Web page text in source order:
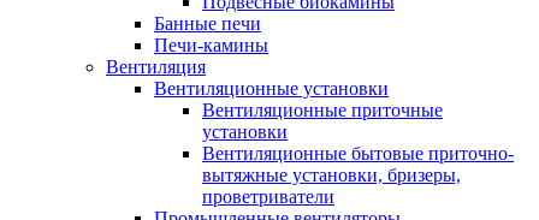
Банные печи
Печи-камины
Вентиляция
Вентиляционные установки
Вентиляционные приточные
установки
Вентиляционные бытовые приточно-
вытяжные установки, бризеры,
проветриватели